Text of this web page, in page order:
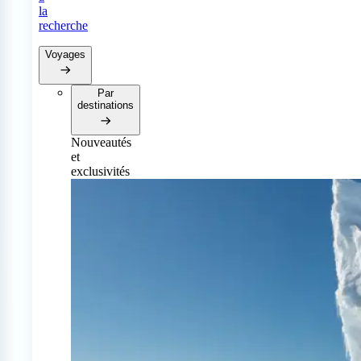
la
recherche
Voyages
Par
destinations
Nouveautés
et
exclusivités